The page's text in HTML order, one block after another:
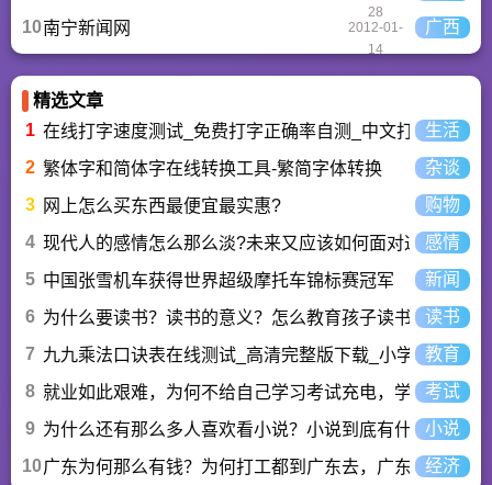
28
10南宁新闻网
2012-01-
14
广西
精选文章
1 在线打字速度测试_免费打字正确率自测_中文打字水平测
生活
2 繁体字和简体字在线转换工具-繁简字体转换
杂谈
3
网上怎么买东西最便宜最实惠?
购物
4 现代人的感情怎么那么淡?未来又应该如何面对这人情淡
感情
5 中国张雪机车获得世界超级摩托车锦标赛冠军
新闻
6 为什么要读书？读书的意义？怎么教育孩子读书？读书
7 九九乘法口诀表在线测试_高清完整版下载_小学数学口算
教育
8 就业如此艰难，为何不给自己学习考试充电，学一技之长
考试
9 为什么还有那么多人喜欢看小说？小说到底有什么魅力长
小说
10广东为何那么有钱？为何打工都到广东去，广东连续37年
经济